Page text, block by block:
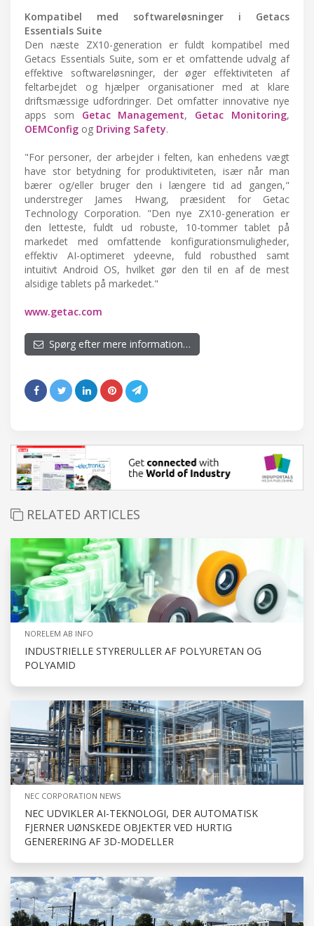
Kompatibel med softwareløsninger i Getacs
Essentials Suite
Den næste ZX10-generation er fuldt kompatibel med
Getacs Essentials Suite, som er et omfattende udvalg af
effektive softwareløsninger, der øger effektiviteten af
feltarbejdet og hjælper organisationer med at klare
driftsmæssige udfordringer. Det omfatter innovative nye
apps som Getac Management, Getac Monitoring,
OEMConfig og Driving Safety.
"For personer, der arbejder i felten, kan enhedens vægt
have stor betydning for produktiviteten, især når man
bærer og/eller bruger den i længere tid ad gangen,"
understreger James Hwang, præsident for Getac
Technology Corporation. "Den nye ZX10-generation er
den letteste, fuldt ud robuste, 10-tommer tablet på
markedet med omfattende konfigurationsmuligheder,
effektiv AI-optimeret ydeevne, fuld robusthed samt
intuitivt Android OS, hvilket gør den til en af de mest
alsidige tablets på markedet."
www.getac.com
Spørg efter mere information…
RELATED ARTICLES
NORELEM AB INFO
INDUSTRIELLE STYRERULLER AF POLYURETAN OG
POLYAMID
NEC CORPORATION NEWS
NEC UDVIKLER AI-TEKNOLOGI, DER AUTOMATISK
FJERNER UØNSKEDE OBJEKTER VED HURTIG
GENERERING AF 3D-MODELLER